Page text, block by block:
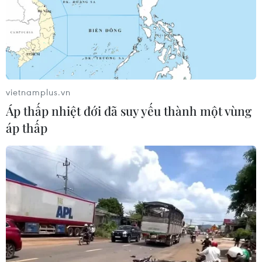
Quan điểm của cơ quan quản lý về
lùm xùm quanh phim "Hoàng hậu
cuối cùng"
20/07/2026 04:31
Thanh âm vượt đại dương: Phim đặc
biệt dịp kỷ niệm 79 năm Ngày
Thương binh-Liệt sỹ
18/07/2026 02:27
Chiếu miễn phí nhiều bộ phim về đề
tài cách mạng nhân kỷ niệm ngày
27/7
vietnamplus.vn
Áp thấp nhiệt đới đã suy yếu thành một vùng
áp thấp